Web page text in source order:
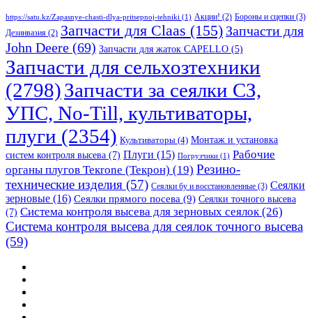
https://satu.kz/Zapasnye-chasti-dlya-pritsepnoj-tehniki (1) Акции! (2) Бороны и сцепки (3)
Дезинвазия (2) Запчасти для Claas (155) Запчасти для
John Deere (69) Запчасти для жаток CAPELLO (5)
Запчасти для сельхозтехники
(2798)Запчасти за сеялки СЗ,
УПС, No-Till, культиваторы,
плуги (2354) Культиваторы (4) Монтаж и установка
систем контроля высева (7) Плуги (15) Погрузчики (1) Рабочие
органы плугов Текrоne (Текрон) (19) Резино-
технические изделия (57) Сеялки бу и восстановленные (3) Сеялки
зерновые (16) Сеялки прямого посева (9) Сеялки точного высева
(7) Система контроля высева для зерновых сеялок (26)
Система контроля высева для сеялок точного высева
(59)